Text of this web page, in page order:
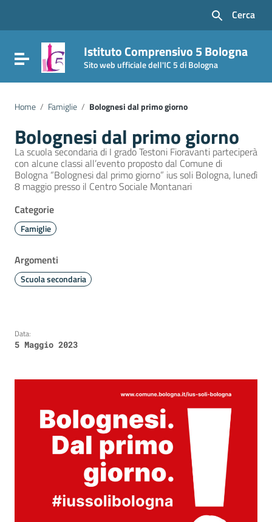
Vai al footer
Cerca
Attiva / disattiva la navigazione
Istituto Comprensivo 5 Bologna
Sito web ufficiale dell'IC 5 di Bologna
Home / Famiglie / Bolognesi dal primo giorno
Bolognesi dal primo giorno
La scuola secondaria di I grado Testoni Fioravanti parteciperà
con alcune classi all’evento proposto dal Comune di
Bologna “Bolognesi dal primo giorno” ius soli Bologna, lunedì
8 maggio presso il Centro Sociale Montanari
Categorie
Famiglie
Argomenti
Scuola secondaria
Data:
5 Maggio 2023